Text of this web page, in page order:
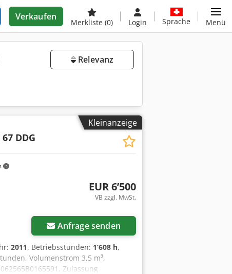
Verkaufen
Merkliste (0) Login Sprache Menü
Relevanz
Kleinanzeige
67 DDG
EUR 6’500
VB zzgl. MwSt.
Anfrage senden
2011, Betriebsstunden: 1’608 h,
Volumenstrom 3,5 m³,
Zulassung